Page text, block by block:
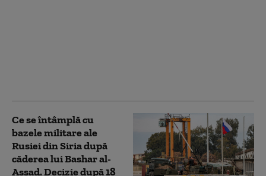
Ce se întâmplă cu
bazele militare ale
Rusiei din Siria după
căderea lui Bashar al-
Assad. Decizie după 18